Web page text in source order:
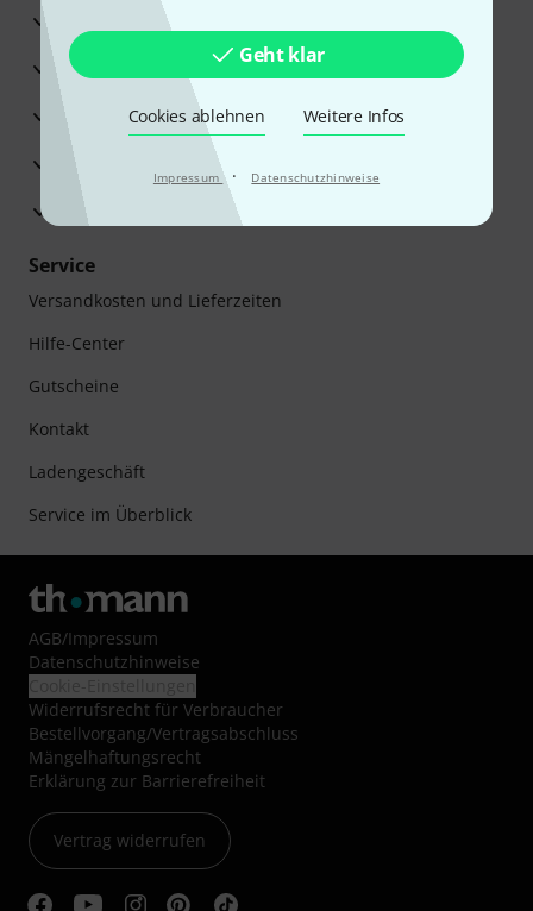
Geht klar
Cookies ablehnen Weitere Infos
Impressum · Datenschutzhinweise
30 Tage Money-Back-Garantie
Reparaturservice
Beratung durch Fachexperten
Zufriedenheitsgarantie
Europas größtes Versandlager
Service
Versandkosten und Lieferzeiten
Hilfe-Center
Gutscheine
Kontakt
Ladengeschäft
Service im Überblick
AGB/Impressum
Datenschutzhinweise
Widerrufsrecht für Verbraucher
Bestellvorgang/Vertragsabschluss
Mängelhaftungsrecht
Erklärung zur Barrierefreiheit
Vertrag widerrufen